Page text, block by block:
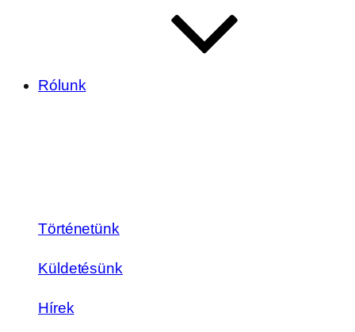
Rólunk
Történetünk
Küldetésünk
Hírek